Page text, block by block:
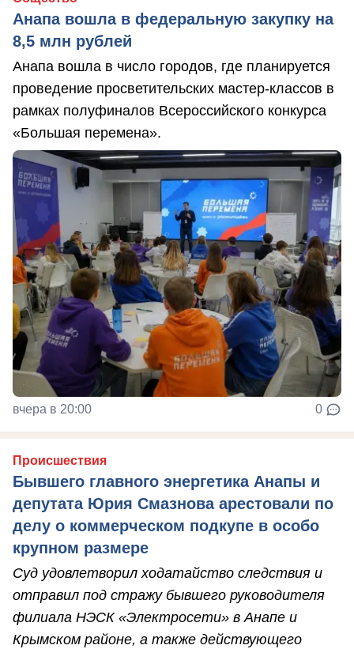
Анапа вошла в федеральную закупку на
8,5 млн рублей
Анапа вошла в число городов, где планируется
проведение просветительских мастер-классов в
рамках полуфиналов Всероссийского конкурса
«Большая перемена».
вчера в 20:00 0
Происшествия
Бывшего главного энергетика Анапы и
депутата Юрия Смазнова арестовали по
делу о коммерческом подкупе в особо
крупном размере
Суд удовлетворил ходатайство следствия и
отправил под стражу бывшего руководителя
филиала НЭСК «Электросети» в Анапе и
Крымском районе, а также действующего